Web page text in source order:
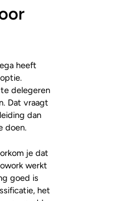
heeft
delegeren
Dat vraagt
dan
doen.
je dat
werkt
goed is
het